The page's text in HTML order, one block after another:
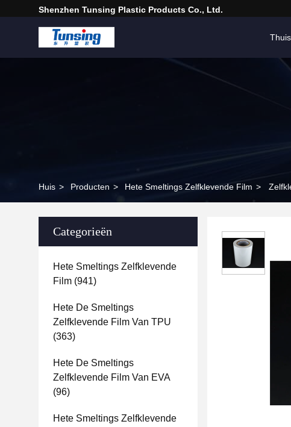
Shenzhen Tunsing Plastic Products Co., Ltd.
Thuis
Huis > Producten > Hete Smeltings Zelfklevende Film >
Categorieën
Hete Smeltings Zelfklevende
Film (941)
Hete De Smeltings
Zelfklevende Film Van TPU
(363)
Hete De Smeltings
Zelfklevende Film Van EVA
(96)
Hete Smeltings Zelfklevende